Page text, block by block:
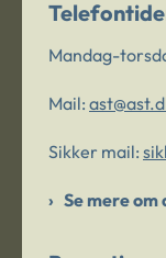
Mandag-
Mail:
Sikker mail:
Se mere